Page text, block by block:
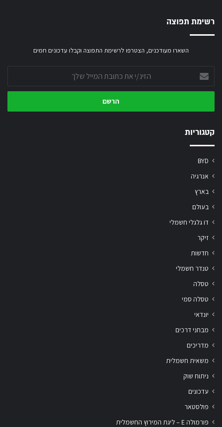
רשימת תפוצה
השארו מעודכנים, הצטרפו לרשימת התפוצה וקבלו עדכונים חמים
את
כתובת
שלך
קטגוריות
BYD
אנרגיה
בארץ
בעולם
דו גלגלי חשמלי
זיקר
חדשות
טנדר חשמלי
טסלה
טסלה סמי
יונדאי
מבחני דרכים
מדריכים
משאית חשמלית
ניתוח שוק
עדכונים
פולסטאר
פורמולה E – ליגת המירוץ החשמלית